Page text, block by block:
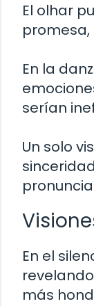
El olhar
promesa,
En la
serían
Un solo
En el
más